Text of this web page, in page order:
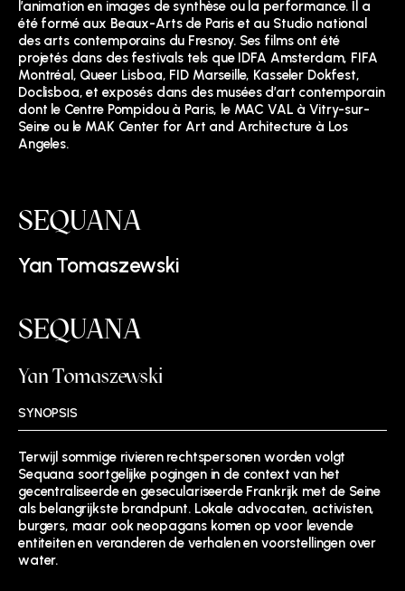
l’animation en images de synthèse ou la performance. Il a
été formé aux Beaux-Arts de Paris et au Studio national
des arts contemporains du Fresnoy. Ses films ont été
projetés dans des festivals tels que IDFA Amsterdam, FIFA
Montréal, Queer Lisboa, FID Marseille, Kasseler Dokfest,
Doclisboa, et exposés dans des musées d’art contemporain
dont le Centre Pompidou à Paris, le MAC VAL à Vitry-sur-
Seine ou le MAK Center for Art and Architecture à Los
Angeles.
SEQUANA
Yan Tomaszewski
SEQUANA
Yan Tomaszewski
SYNOPSIS
Terwijl sommige rivieren rechtspersonen worden volgt
Sequana soortgelijke pogingen in de context van het
gecentraliseerde en geseculariseerde Frankrijk met de Seine
als belangrijkste brandpunt. Lokale advocaten, activisten,
burgers, maar ook neopagans komen op voor levende
entiteiten en veranderen de verhalen en voorstellingen over
water.